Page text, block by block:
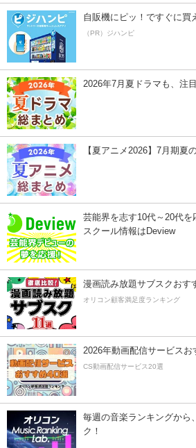
自販機にピッ！ですぐに買
（PR）ジハンピ
2026年7月夏ドラマも、注
【夏アニメ2026】7月期夏
芸能界を志す10代～20代を
スクール情報はDeview
漫画読み放題サブスクおす
オリコン顧客満足度ランキング
2026年動画配信サービスお
CS動画配信サービス20選
毎週の音楽ランキングから
ク！